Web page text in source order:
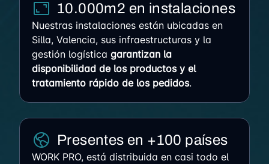
10.000m2 en instalaciones
Nuestras instalaciones están ubicadas en
Silla, Valencia, sus infraestructuras y la
gestión logística garantizan la
disponibilidad de los productos y el
tratamiento rápido de los pedidos.
Presentes en +100 países
WORK PRO, está distribuida en casi todo el